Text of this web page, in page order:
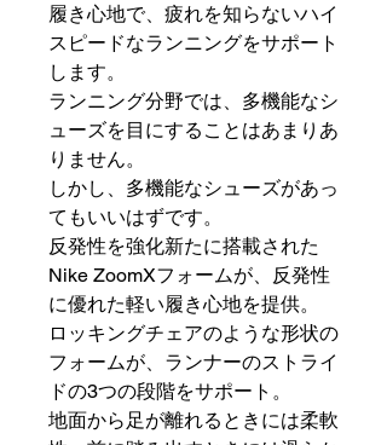
履き心地で、疲れを知らないハイ
スピードなランニングをサポート
します。
ランニング分野では、多機能なシ
ューズを目にすることはあまりあ
りません。
しかし、多機能なシューズがあっ
てもいいはずです。
反発性を強化新たに搭載された
Nike ZoomXフォームが、反発性
に優れた軽い履き心地を提供。
ロッキングチェアのような形状の
フォームが、ランナーのストライ
ドの3つの段階をサポート。
地面から足が離れるときには柔軟